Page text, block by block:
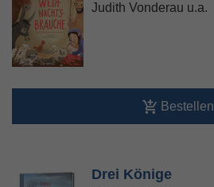
Judith Vonderau u.a.
Bestellen
Drei Könige